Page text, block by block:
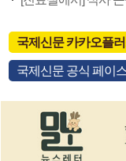
국제신문 카카오플
국제신문 공식 페이